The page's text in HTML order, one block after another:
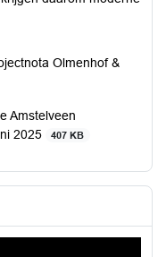
Olmenhof &
Amstelveen
2025
407 KB